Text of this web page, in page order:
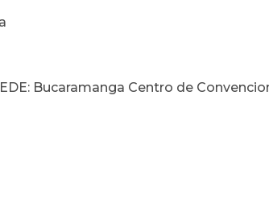
Bucaramanga Centro de